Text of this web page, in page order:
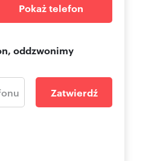
Pokaż telefon
oddzwonimy
Zatwierdź